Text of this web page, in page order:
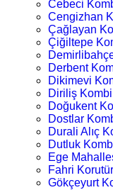
Cebeci
Cengizhan
Çağlayan
Çiğiltepe
Derbent
Dikimevi
Diriliş
Doğukent
Dostlar
Durali Alıç
Dutluk
Ege
Fahri
Gökçeyurt